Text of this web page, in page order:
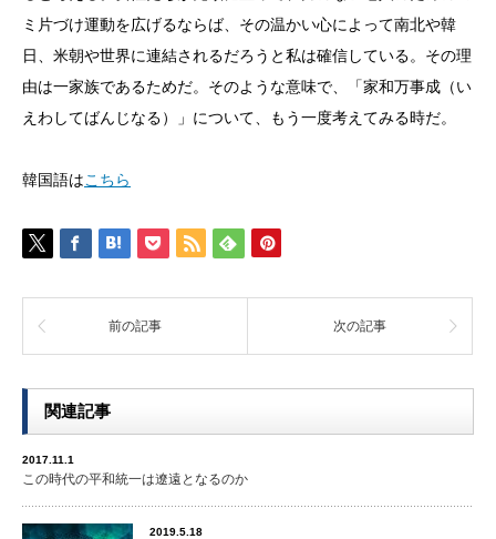
ミ片づけ運動を広げるならば、その温かい心によって南北や韓
日、米朝や世界に連結されるだろうと私は確信している。その理
由は一家族であるためだ。そのような意味で、「家和万事成（い
えわしてばんじなる）」について、もう一度考えてみる時だ。
韓国語はこちら
前の記事 次の記事
関連記事
2017.11.1
この時代の平和統一は遼遠となるのか
2019.5.18